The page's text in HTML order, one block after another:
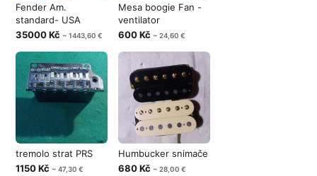
Fender Am.
standard- USA
35000 Kč ~ 1443,60 €
Mesa boogie Fan -
ventilator
600 Kč ~ 24,60 €
tremolo strat PRS
1150 Kč ~ 47,30 €
Humbucker snimače
680 Kč ~ 28,00 €